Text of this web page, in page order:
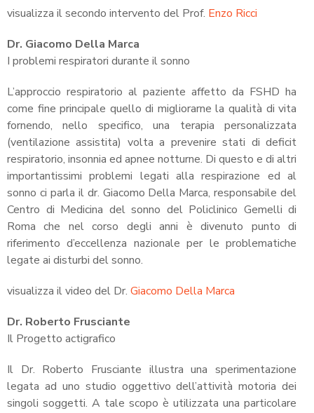
visualizza il secondo intervento del Prof. Enzo Ricci
Dr. Giacomo Della Marca
I problemi respiratori durante il sonno
L’approccio respiratorio al paziente affetto da FSHD ha
come fine principale quello di migliorarne la qualità di vita
fornendo, nello specifico, una terapia personalizzata
(ventilazione assistita) volta a prevenire stati di deficit
respiratorio, insonnia ed apnee notturne. Di questo e di altri
importantissimi problemi legati alla respirazione ed al
sonno ci parla il dr. Giacomo Della Marca, responsabile del
Centro di Medicina del sonno del Policlinico Gemelli di
Roma che nel corso degli anni è divenuto punto di
riferimento d’eccellenza nazionale per le problematiche
legate ai disturbi del sonno.
visualizza il video del Dr. Giacomo Della Marca
Dr. Roberto Frusciante
Il Progetto actigrafico
Il Dr. Roberto Frusciante illustra una sperimentazione
legata ad uno studio oggettivo dell’attività motoria dei
singoli soggetti. A tale scopo è utilizzata una particolare